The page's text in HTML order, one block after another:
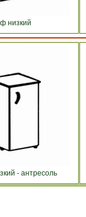
низкий
- антресоль